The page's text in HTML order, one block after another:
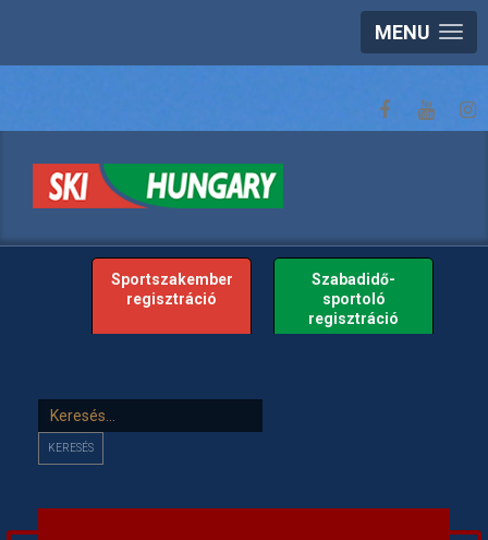
MENU
Sportszakember
regisztráció
Szabadidő-
sportoló
regisztráció
Keresés...
KERESÉS